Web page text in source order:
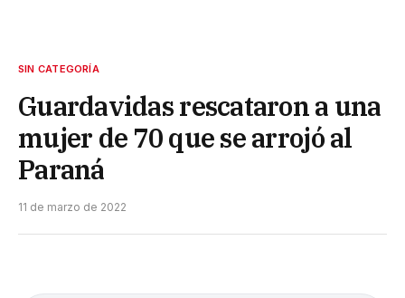
SIN CATEGORÍA
Guardavidas rescataron a una
mujer de 70 que se arrojó al
Paraná
11 de marzo de 2022